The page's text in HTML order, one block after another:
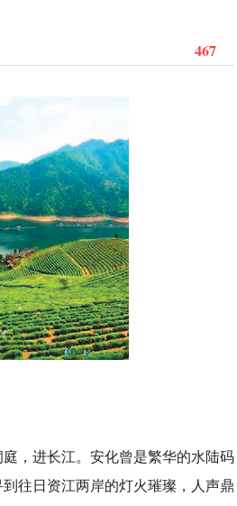
467
，进长江。安化曾是繁华的水陆码
往日资江两岸的灯火璀璨，人声鼎